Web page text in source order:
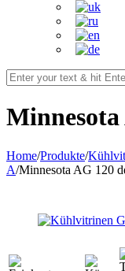
Home/Produkte/
A/Minnesota AG 120